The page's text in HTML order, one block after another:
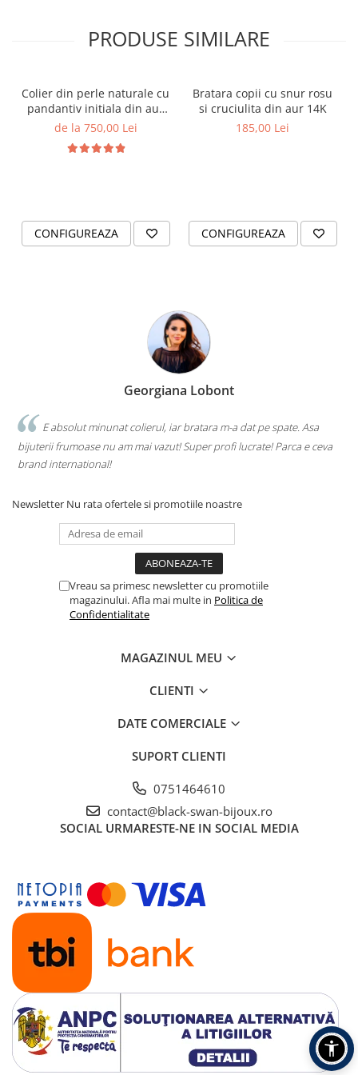
PRODUSE SIMILARE
Colier din perle naturale cu
pandantiv initiala din aur
14K si bilute din aur 14K de
de la 750,00 Lei
CONFIGUREAZA
Bratara copii cu snur rosu
si cruciulita din aur 14K
185,00 Lei
CONFIGUREAZA
Georgiana Lobont
E absolut minunat colierul, iar bratara m-a dat pe spate. Asa
bijuterii frumoase nu am mai vazut! Super profi lucrate! Parca e ceva
brand international!
Newsletter Nu rata ofertele si promotiile noastre
Vreau sa primesc newsletter cu promotiile
magazinului. Afla mai multe in Politica de
Confidentialitate
MAGAZINUL MEU
CLIENTI
DATE COMERCIALE
SUPORT CLIENTI
0751464610
contact@black-swan-bijoux.ro
SOCIAL URMARESTE-NE IN SOCIAL MEDIA